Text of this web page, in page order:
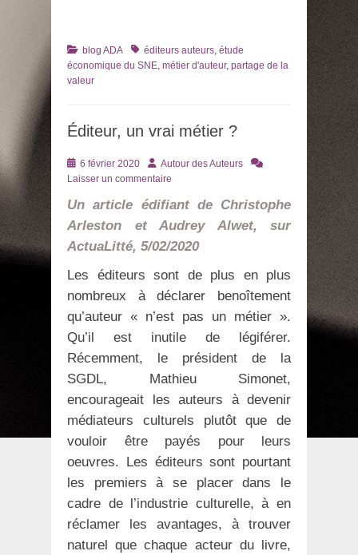
Catégories
blog ADA Tagséditeurs auteurs, étude
économique du SNE, métier d'auteur, partage de la
valeur
Éditeur, un vrai métier ?
Posté
le
6 février 2020 AuteurAutour des Auteurs
Laisser un commentaire
Un article édifiant de Christophe
Arleston et Audrey Alwet, sur
ActuaLitté, 5/02/2020
Les éditeurs sont de plus en plus
nombreux à déclarer benoîtement
qu’auteur « n’est pas un métier ».
Qu’il est inutile de légiférer.
Récemment, le président de la
SGDL, Mathieu Simonet,
encourageait les auteurs à devenir
médiateurs culturels plutôt que de
vouloir être payés pour leurs
oeuvres. Les éditeurs sont pourtant
les premiers à se placer dans le
cadre de l’industrie culturelle, à en
réclamer les avantages, à trouver
naturel que chaque acteur du livre,